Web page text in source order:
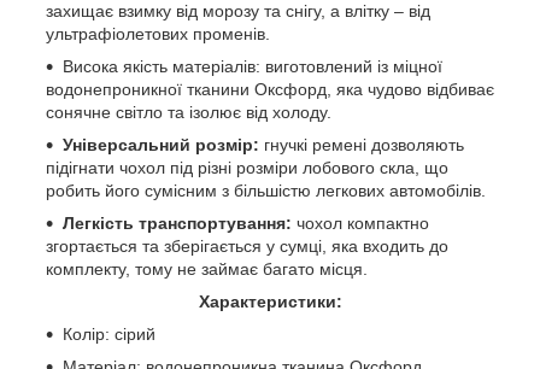
захищає взимку від морозу та снігу, а влітку – від
ультрафіолетових променів.
Висока якість матеріалів: виготовлений із міцної
водонепроникної тканини Оксфорд, яка чудово відбиває
сонячне світло та ізолює від холоду.
Універсальний розмір: гнучкі ремені дозволяють
підігнати чохол під різні розміри лобового скла, що
робить його сумісним з більшістю легкових автомобілів.
Легкість транспортування: чохол компактно
згортається та зберігається у сумці, яка входить до
комплекту, тому не займає багато місця.
Характеристики:
Колір: сірий